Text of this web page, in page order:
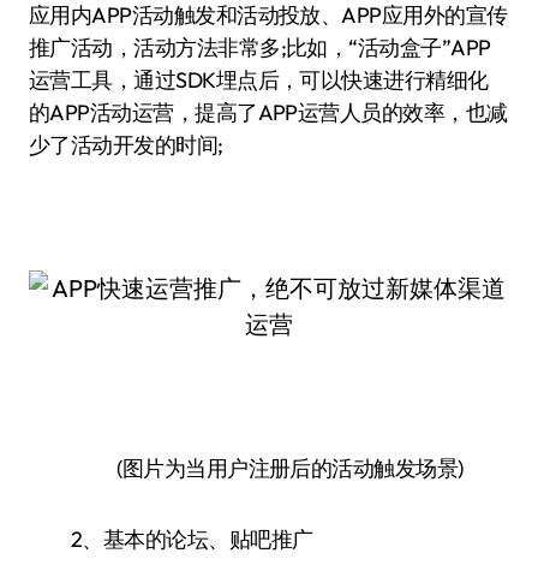
应用内APP活动触发和活动投放、APP应用外的宣传
推广活动，活动方法非常多;比如，“活动盒子”APP
运营工具，通过SDK埋点后，可以快速进行精细化
的APP活动运营，提高了APP运营人员的效率，也减
少了活动开发的时间;
(图片为当用户注册后的活动触发场景)
2、基本的论坛、贴吧推广